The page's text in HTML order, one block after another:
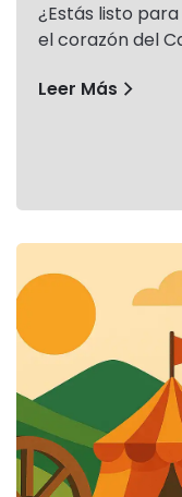
¿Estás listo
el corazón del
Leer Más